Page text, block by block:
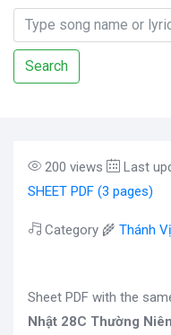
Search
200 views Last
SHEET PDF (3 pages)
Category 🌾 Thánh
Sheet PDF with the
Nhật 28C Thường Niên